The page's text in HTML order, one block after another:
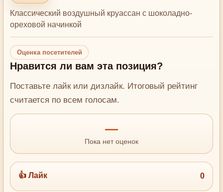
Классический воздушный круассан с шоколадно-
ореховой начинкой
Оценка посетителей
Нравится ли вам эта позиция?
Поставьте лайк или дизлайк. Итоговый рейтинг
считается по всем голосам.
—
Пока нет оценок
👍 Лайк 0